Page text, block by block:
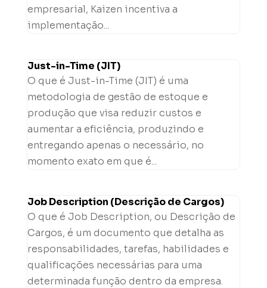
empresarial, Kaizen incentiva a
implementação...
Just-in-Time (JIT)
O que é Just-in-Time (JIT) é uma
metodologia de gestão de estoque e
produção que visa reduzir custos e
aumentar a eficiência, produzindo e
entregando apenas o necessário, no
momento exato em que é...
Job Description (Descrição de Cargos)
O que é Job Description, ou Descrição de
Cargos, é um documento que detalha as
responsabilidades, tarefas, habilidades e
qualificações necessárias para uma
determinada função dentro da empresa.